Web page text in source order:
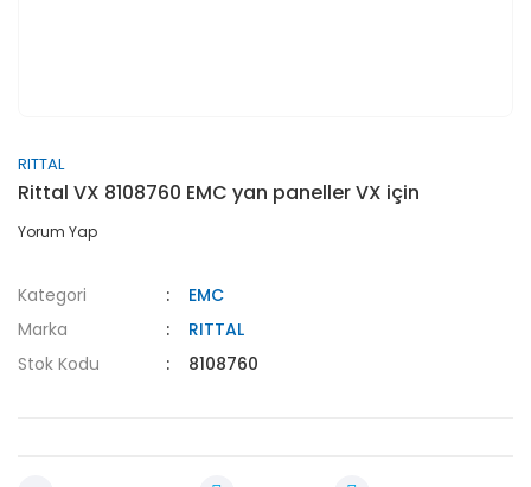
RITTAL
Rittal VX 8108760 EMC yan paneller VX için
Yorum Yap
Kategori
EMC
Marka
RITTAL
Stok Kodu
8108760